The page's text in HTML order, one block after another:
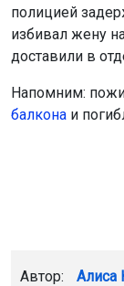
полицией
избивал жену
доставили в
Напомним:
балкона и
Автор: Алиса